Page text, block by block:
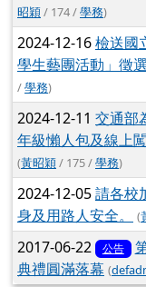
昭穎/ 174 /學務)
2024-12-16檢送國
學生藝團活動」徵
/學務)
2024-12-11 交通部
年級懶人包及線上
(黃昭穎/ 175 /學務)
2024-12-05請各校
身及用路人安全。
(
2017-06-22 公告
典禮圓滿落幕 (